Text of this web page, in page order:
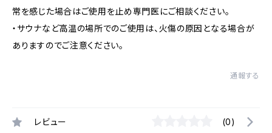
常を感じた場合はご使用を止め専門医にご相談ください。
・サウナなど高温の場所でのご使用は、火傷の原因となる場合が
ありますのでご注意ください。
通報する
レビュー (0)